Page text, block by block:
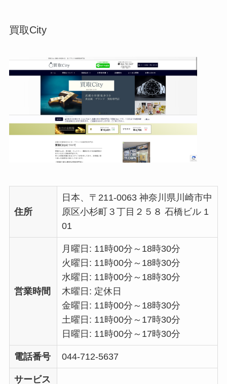
買取City
住所
日本、〒211-0063 神奈川県川崎市中
原区小杉町３丁目２５８ 石橋ビル 1
01
営業時間
月曜日: 11時00分～18時30分
火曜日: 11時00分～18時30分
水曜日: 11時00分～18時30分
木曜日: 定休日
金曜日: 11時00分～18時30分
土曜日: 11時00分～17時30分
日曜日: 11時00分～17時30分
電話番号 044-712-5637
サービス